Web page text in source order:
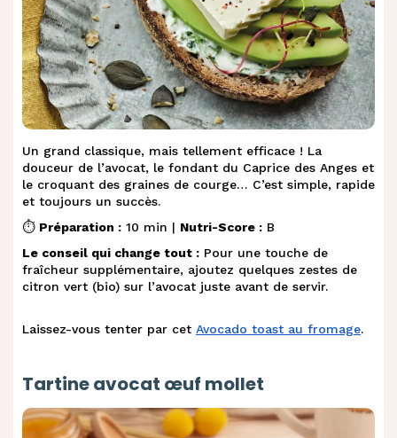
Un grand classique, mais tellement efficace ! La
douceur de l’avocat, le fondant du Caprice des Anges et
le croquant des graines de courge… C’est simple, rapide
et toujours un succès.
⏱️ Préparation : 10 min | Nutri-Score : B
Le conseil qui change tout : Pour une touche de
fraîcheur supplémentaire, ajoutez quelques zestes de
citron vert (bio) sur l’avocat juste avant de servir.
Laissez-vous tenter par cet Avocado toast au fromage.
Tartine avocat œuf mollet